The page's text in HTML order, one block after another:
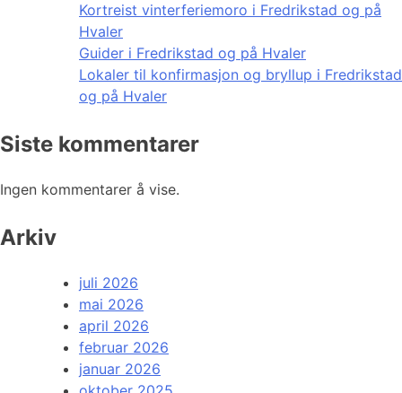
Kortreist vinterferiemoro i Fredrikstad og på
Hvaler
Guider i Fredrikstad og på Hvaler
Lokaler til konfirmasjon og bryllup i Fredrikstad
og på Hvaler
Siste kommentarer
Ingen kommentarer å vise.
Arkiv
juli 2026
mai 2026
april 2026
februar 2026
januar 2026